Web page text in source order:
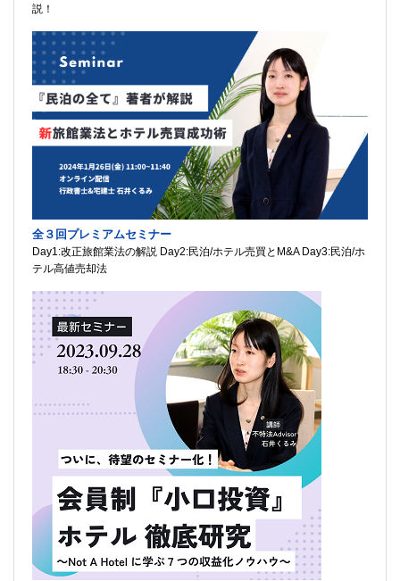
説！
全３回プレミアムセミナー
Day1:改正旅館業法の解説 Day2:民泊/ホテル売買とM&A Day3:民泊/ホ
テル高値売却法